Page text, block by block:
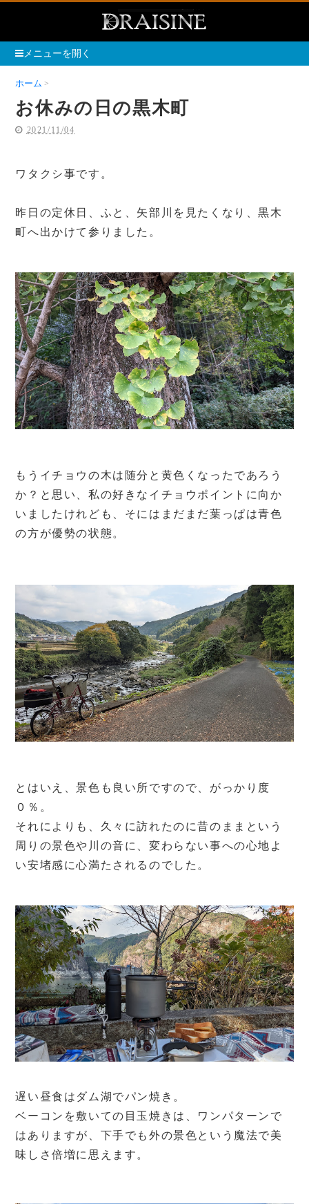
メニューを開く
ホーム
お休みの日の黒木町
2021/11/04
ワタクシ事です。
昨日の定休日、ふと、矢部川を見たくなり、黒木
町へ出かけて参りました。
もうイチョウの木は随分と黄色くなったであろう
か？と思い、私の好きなイチョウポイントに向か
いましたけれども、そにはまだまだ葉っぱは青色
の方が優勢の状態。
とはいえ、景色も良い所ですので、がっかり度
０％。
それによりも、久々に訪れたのに昔のままという
周りの景色や川の音に、変わらない事への心地よ
い安堵感に心満たされるのでした。
遅い昼食はダム湖でパン焼き。
ベーコンを敷いての目玉焼きは、ワンパターンで
はありますが、下手でも外の景色という魔法で美
味しさ倍増に思えます。